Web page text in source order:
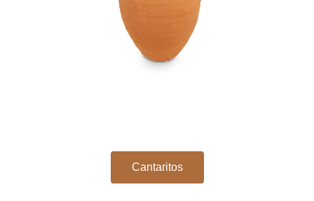
Cantaritos